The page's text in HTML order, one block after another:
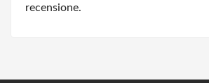
recensione.